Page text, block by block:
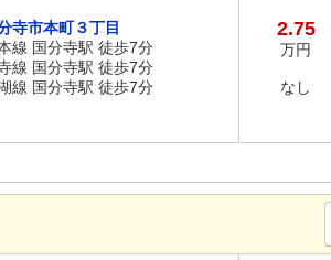
寺市本町３丁目
線 国分寺駅 徒歩7分
線 国分寺駅 徒歩7分
線 国分寺駅 徒歩7分
2.75
万円
なし